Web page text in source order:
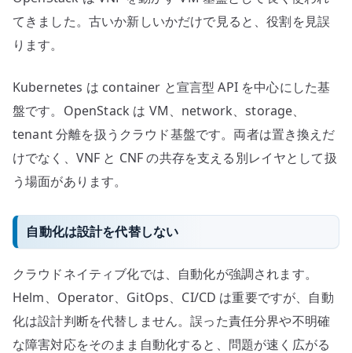
てきました。古いか新しいかだけで見ると、役割を見誤
ります。
Kubernetes は container と宣言型 API を中心にした基
盤です。OpenStack は VM、network、storage、
tenant 分離を扱うクラウド基盤です。両者は置き換えだ
けでなく、VNF と CNF の共存を支える別レイヤとして扱
う場面があります。
自動化は設計を代替しない
クラウドネイティブ化では、自動化が強調されます。
Helm、Operator、GitOps、CI/CD は重要ですが、自動
化は設計判断を代替しません。誤った責任分界や不明確
な障害対応をそのまま自動化すると、問題が速く広がる